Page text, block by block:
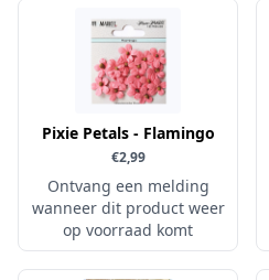
Versa Magic Dew Drop
Versafine
WeR Memory
Whimsy Stamps
Wild Rose Studio's
World of Craft
Pixie Petals - Flamingo
€2,99
Ontvang een melding
wanneer dit product weer
op voorraad komt